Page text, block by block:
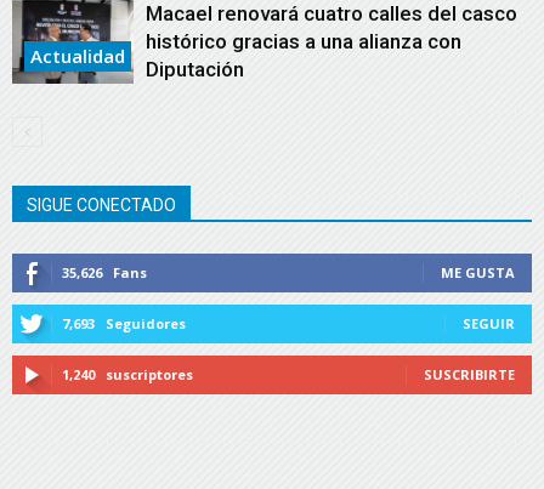
Actualidad
Macael renovará cuatro calles del casco
histórico gracias a una alianza con
Diputación
SIGUE CONECTADO
35,626 Fans ME GUSTA
7,693 Seguidores SEGUIR
1,240 suscriptores SUSCRIBIRTE